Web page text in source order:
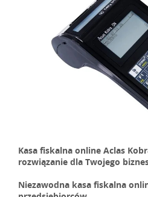
Kasa fiskalna online Aclas
rozwiązanie dla Twojego
Niezawodna kasa fiskalna